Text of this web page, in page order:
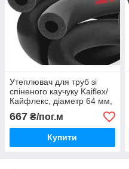
Утеплювач для труб зі
спіненого каучуку Kaiflex/
Кайфлекс, діаметр 64 мм,
товщина 25 мм.
667 ₴/пог.м
Купити